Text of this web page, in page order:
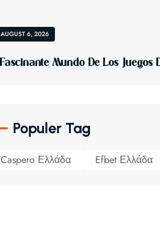
AUGUST 6, 2026
FASCINANTE MUNDO DE LOS JUEGOS
Populer Tag
Caspero Ελλάδα Efbet Ελλάδα